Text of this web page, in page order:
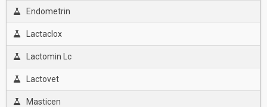
Endometrin
Lactaclox
Lactomin Lc
Lactovet
Masticen